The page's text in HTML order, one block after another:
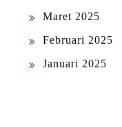
Maret 2025
Februari 2025
Januari 2025